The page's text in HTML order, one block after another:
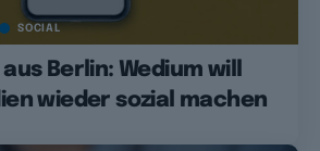
SOCIAL
Berlin: Wedium will
wieder sozial machen